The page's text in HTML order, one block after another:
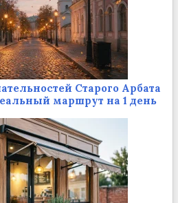
Старого Арбата
маршрут на 1 день